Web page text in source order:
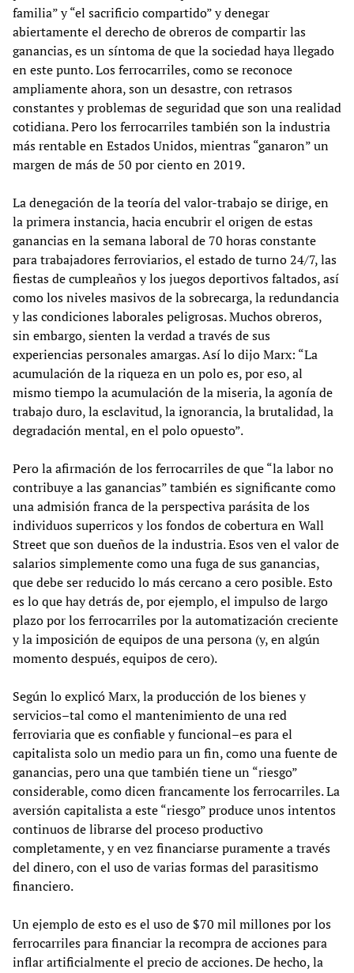
familia” y “el sacrificio compartido” y denegar
abiertamente el derecho de obreros de compartir las
ganancias, es un síntoma de que la sociedad haya llegado
en este punto. Los ferrocarriles, como se reconoce
ampliamente ahora, son un desastre, con retrasos
constantes y problemas de seguridad que son una realidad
cotidiana. Pero los ferrocarriles también son la industria
más rentable en Estados Unidos, mientras “ganaron” un
margen de más de 50 por ciento en 2019.
La denegación de la teoría del valor-trabajo se dirige, en
la primera instancia, hacia encubrir el origen de estas
ganancias en la semana laboral de 70 horas constante
para trabajadores ferroviarios, el estado de turno 24/7, las
fiestas de cumpleaños y los juegos deportivos faltados, así
como los niveles masivos de la sobrecarga, la redundancia
y las condiciones laborales peligrosas. Muchos obreros,
sin embargo, sienten la verdad a través de sus
experiencias personales amargas. Así lo dijo Marx: “La
acumulación de la riqueza en un polo es, por eso, al
mismo tiempo la acumulación de la miseria, la agonía de
trabajo duro, la esclavitud, la ignorancia, la brutalidad, la
degradación mental, en el polo opuesto”.
Pero la afirmación de los ferrocarriles de que “la labor no
contribuye a las ganancias” también es significante como
una admisión franca de la perspectiva parásita de los
individuos superricos y los fondos de cobertura en Wall
Street que son dueños de la industria. Esos ven el valor de
salarios simplemente como una fuga de sus ganancias,
que debe ser reducido lo más cercano a cero posible. Esto
es lo que hay detrás de, por ejemplo, el impulso de largo
plazo por los ferrocarriles por la automatización creciente
y la imposición de equipos de una persona (y, en algún
momento después, equipos de cero).
Según lo explicó Marx, la producción de los bienes y
servicios–tal como el mantenimiento de una red
ferroviaria que es confiable y funcional–es para el
capitalista solo un medio para un fin, como una fuente de
ganancias, pero una que también tiene un “riesgo”
considerable, como dicen francamente los ferrocarriles. La
aversión capitalista a este “riesgo” produce unos intentos
continuos de librarse del proceso productivo
completamente, y en vez financiarse puramente a través
del dinero, con el uso de varias formas del parasitismo
financiero.
Un ejemplo de esto es el uso de $70 mil millones por los
ferrocarriles para financiar la recompra de acciones para
inflar artificialmente el precio de acciones. De hecho, la